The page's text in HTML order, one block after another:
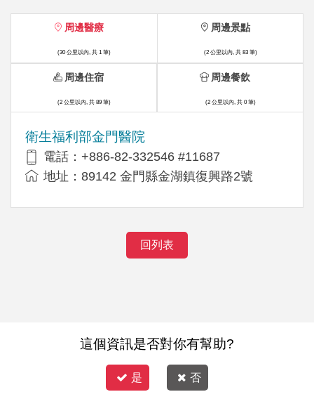
周邊醫療
(30 公里以內, 共 1 筆)
衛生福利部金門醫院
電話：+886-82-332546 #11687
地址：89142 金門縣金湖鎮復興路2號
周邊景點
(2 公里以內, 共 83 筆)
周邊住宿
(2 公里以內, 共 89 筆)
周邊餐飲
(2 公里以內, 共 0 筆)
回列表
這個資訊是否對你有幫助?
是 否